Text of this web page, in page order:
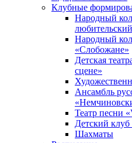
Клубные
Народный
Народный
«Слобожане»
Детская
сцене»
Ансамбль
Театр песни
Детский
Шахматы